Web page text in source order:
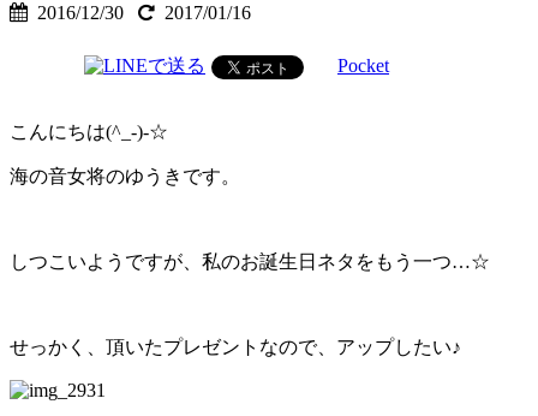
2016/12/30 2017/01/16
Pocket
こんにちは(^_-)-☆
海の音女将のゆうきです。
しつこいようですが、私のお誕生日ネタをもう一つ…☆
せっかく、頂いたプレゼントなので、アップしたい♪